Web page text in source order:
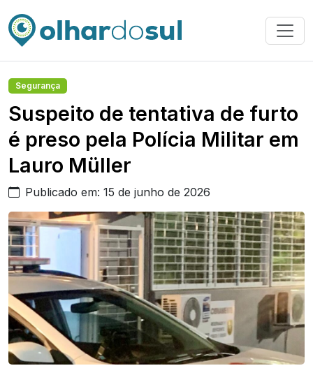
Segurança
Suspeito de tentativa de furto
é preso pela Polícia Militar em
Lauro Müller
Publicado em: 15 de junho de 2026